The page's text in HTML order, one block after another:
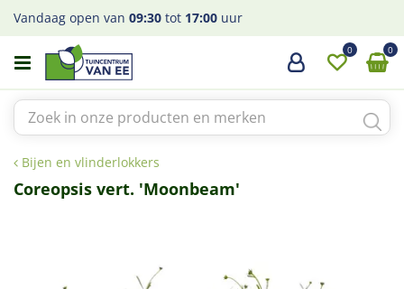
a
Bijen en vlinderlokkers
Vandaag open van 09:30 tot 17:00 uur
Coreopsis vert. 'Moonbeam'